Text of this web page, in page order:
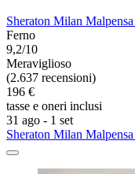
Sheraton Milan
Ferno
9,2/10
Meraviglioso
(2.637 recensioni)
196 €
tasse e oneri inclusi
31 ago - 1 set
Sheraton Milan